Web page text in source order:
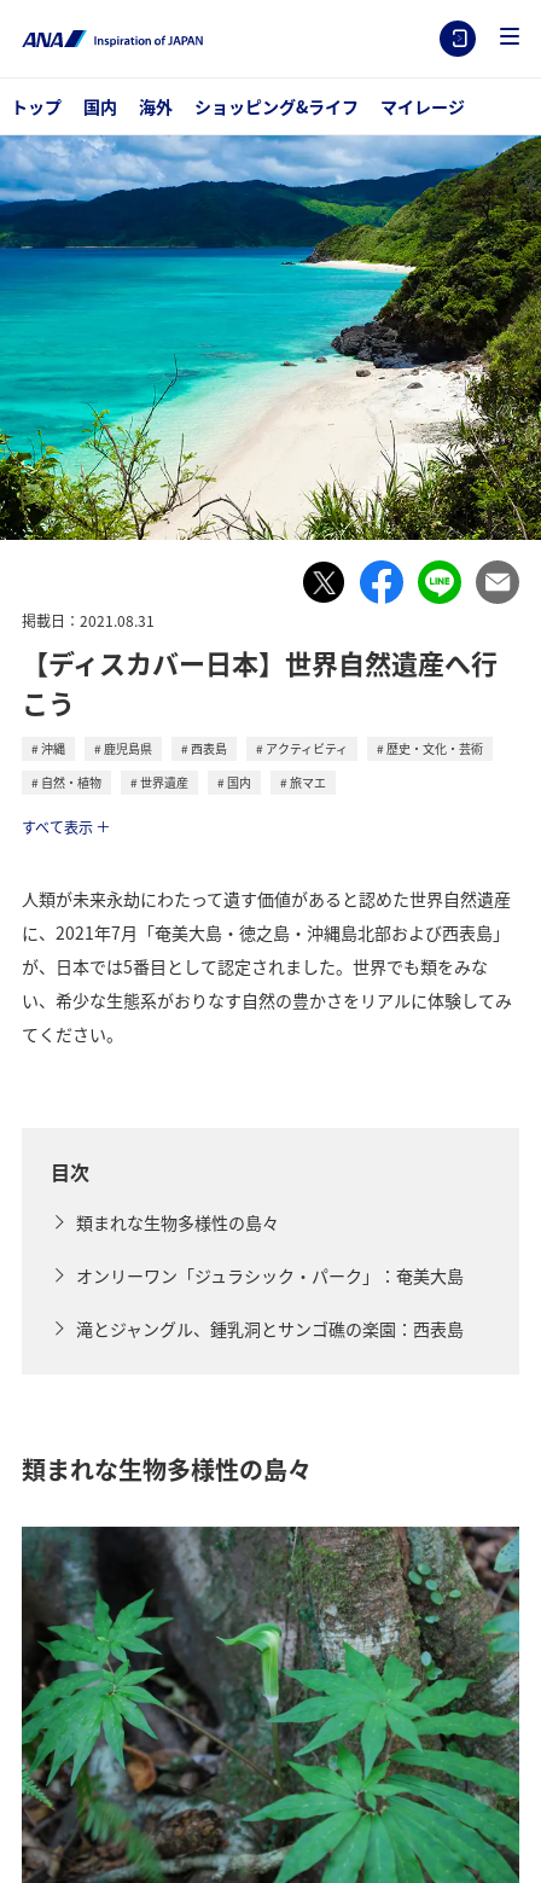
トップ 国内 海外 ショッピング&ライフ マイレージ
掲載日：2021.08.31
【ディスカバー日本】世界自然遺産へ行
こう
沖縄 鹿児島県 西表島 アクティビティ
歴史・文化・芸術
自然・植物
世界遺産 国内
旅マエ
すべて表示
人類が未来永劫にわたって遺す価値があると認めた世界自然遺産
に、2021年7月「奄美大島・徳之島・沖縄島北部および西表島」
が、日本では5番目として認定されました。世界でも類をみな
い、希少な生態系がおりなす自然の豊かさをリアルに体験してみ
てください。
目次
類まれな生物多様性の島々
オンリーワン「ジュラシック・パーク」：奄美大島
滝とジャングル、鍾乳洞とサンゴ礁の楽園：西表島
類まれな生物多様性の島々